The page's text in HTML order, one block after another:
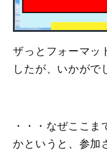
ザっとフォーマッ
したが、いかがで
・・・なぜここま
かというと、参加